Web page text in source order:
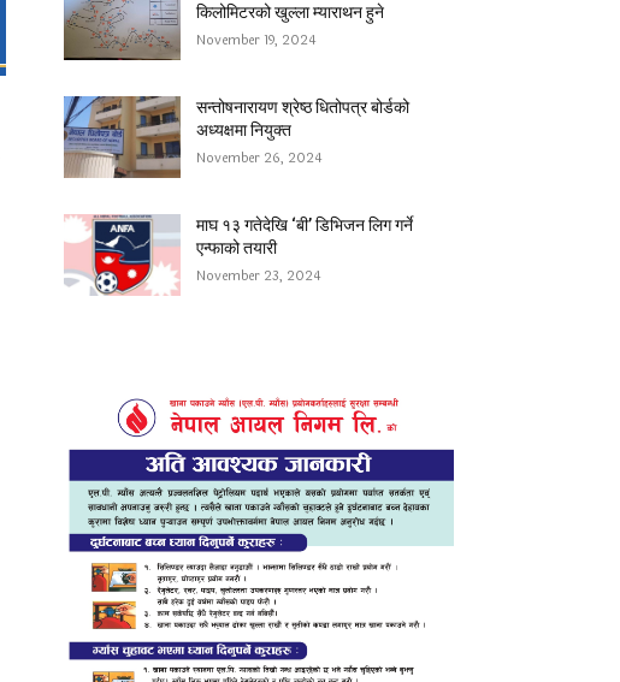
किलोमिटरको खुल्ला म्याराथन हुने
November 19, 2024
सन्तोषनारायण श्रेष्ठ धितोपत्र बोर्डको
अध्यक्षमा नियुक्त
November 26, 2024
माघ १३ गतेदेखि ‘बी’ डिभिजन लिग गर्ने
एन्फाको तयारी
November 23, 2024